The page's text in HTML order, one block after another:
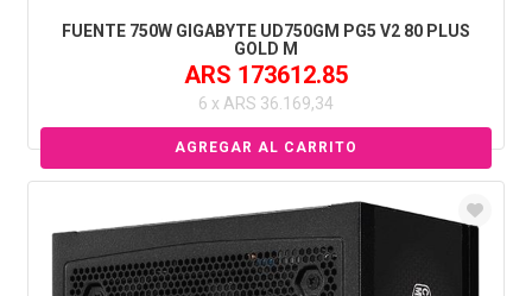
FUENTE 750W GIGABYTE UD750GM PG5 V2 80 PLUS
GOLD M
ARS 173612.85
6 x ARS 36.169,34